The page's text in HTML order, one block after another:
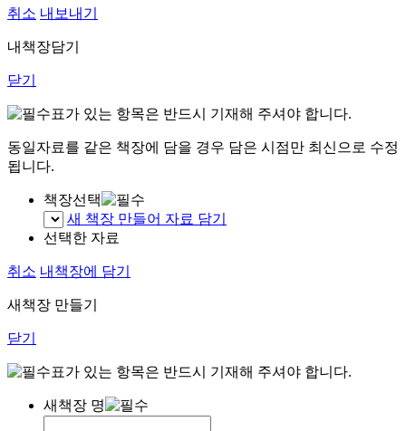
취소 내보내기
내책장담기
닫기
표가 있는 항목은 반드시 기재해 주셔야 합니다.
동일자료를 같은 책장에 담을 경우 담은 시점만 최신으로 수정
됩니다.
책장선택
새 책장 만들어 자료 담기
선택한 자료
취소 내책장에 담기
새책장 만들기
닫기
표가 있는 항목은 반드시 기재해 주셔야 합니다.
새책장 명